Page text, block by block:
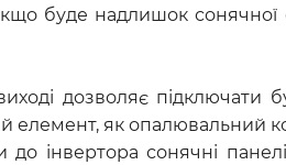
надлишок сонячної
дозволяє
як опалювальний
інвертора сонячні